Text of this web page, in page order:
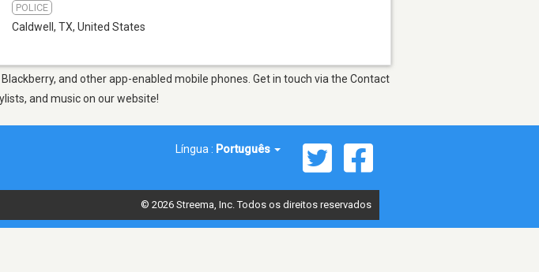
POLICE
Caldwell, TX, United States
and other app-enabled mobile phones. Get in touch via the Contact
and music on our website!
Língua : Português
© 2026 Streema, Inc. Todos os direitos reservados